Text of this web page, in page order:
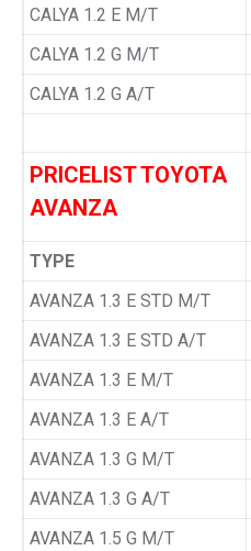
CALYA 1.2 E M/T
CALYA 1.2 G M/T
CALYA 1.2 G A/T
PRICELIST TOYOTA
AVANZA
TYPE
AVANZA 1.3 E STD M/T
AVANZA 1.3 E STD A/T
AVANZA 1.3 E M/T
AVANZA 1.3 E A/T
AVANZA 1.3 G M/T
AVANZA 1.3 G A/T
AVANZA 1.5 G M/T